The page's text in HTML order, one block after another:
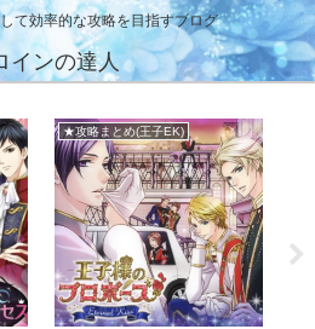
て効率的な攻略を目指すブログ
インの達人
★攻略まとめ(王子EK)